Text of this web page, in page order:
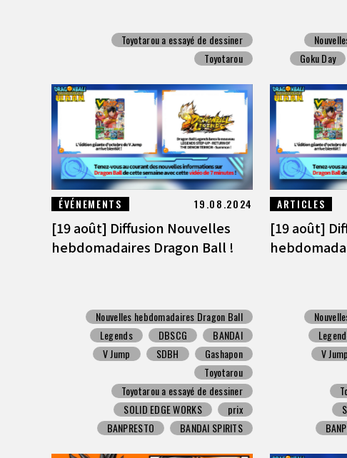
Toyotarou a essayé de dessiner
Toyotarou
Goku Day
ÉVÉNEMENTS 19.08.2024
[19 août] Diffusion Nouvelles
hebdomadaires Dragon Ball !
Nouvelles hebdomadaires Dragon Ball
Legends
DBSCG
BANDAI
V Jump
SDBH
Gashapon
Toyotarou
Toyotarou a essayé de dessiner
SOLID EDGE WORKS
prix
BANPRESTO
BANDAI SPIRITS
ARTICLES
[19 août]
V Jump